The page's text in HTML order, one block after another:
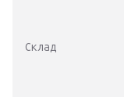
Склад